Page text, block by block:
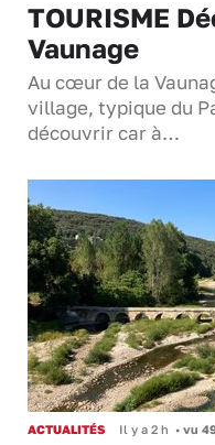
TOURISME
Vaunage
Au cœur de la
village, typique du
découvrir car à…
ACTUALITÉS Il y a 2 h • vu